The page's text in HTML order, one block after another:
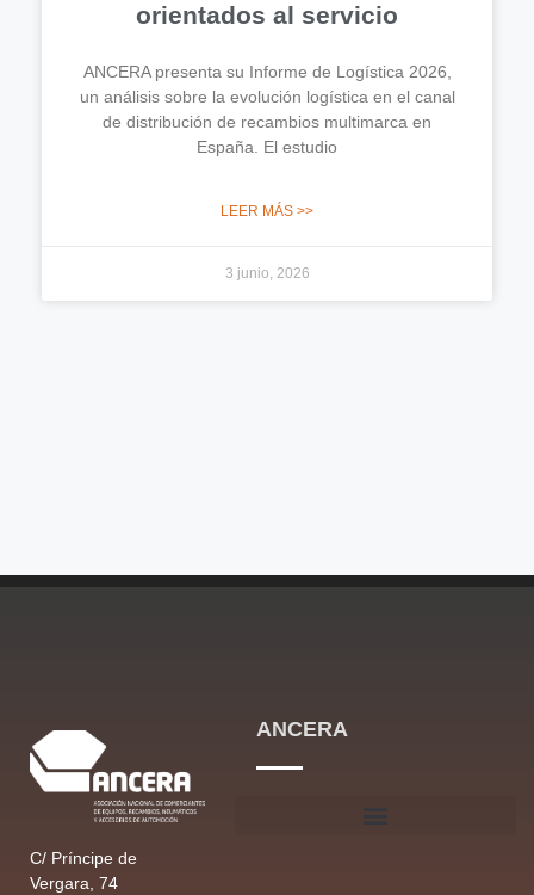
orientados al servicio
ANCERA presenta su Informe de Logística 2026,
un análisis sobre la evolución logística en el canal
de distribución de recambios multimarca en
España. El estudio
LEER MÁS >>
3 junio, 2026
C/ Príncipe de
Vergara, 74
ANCERA